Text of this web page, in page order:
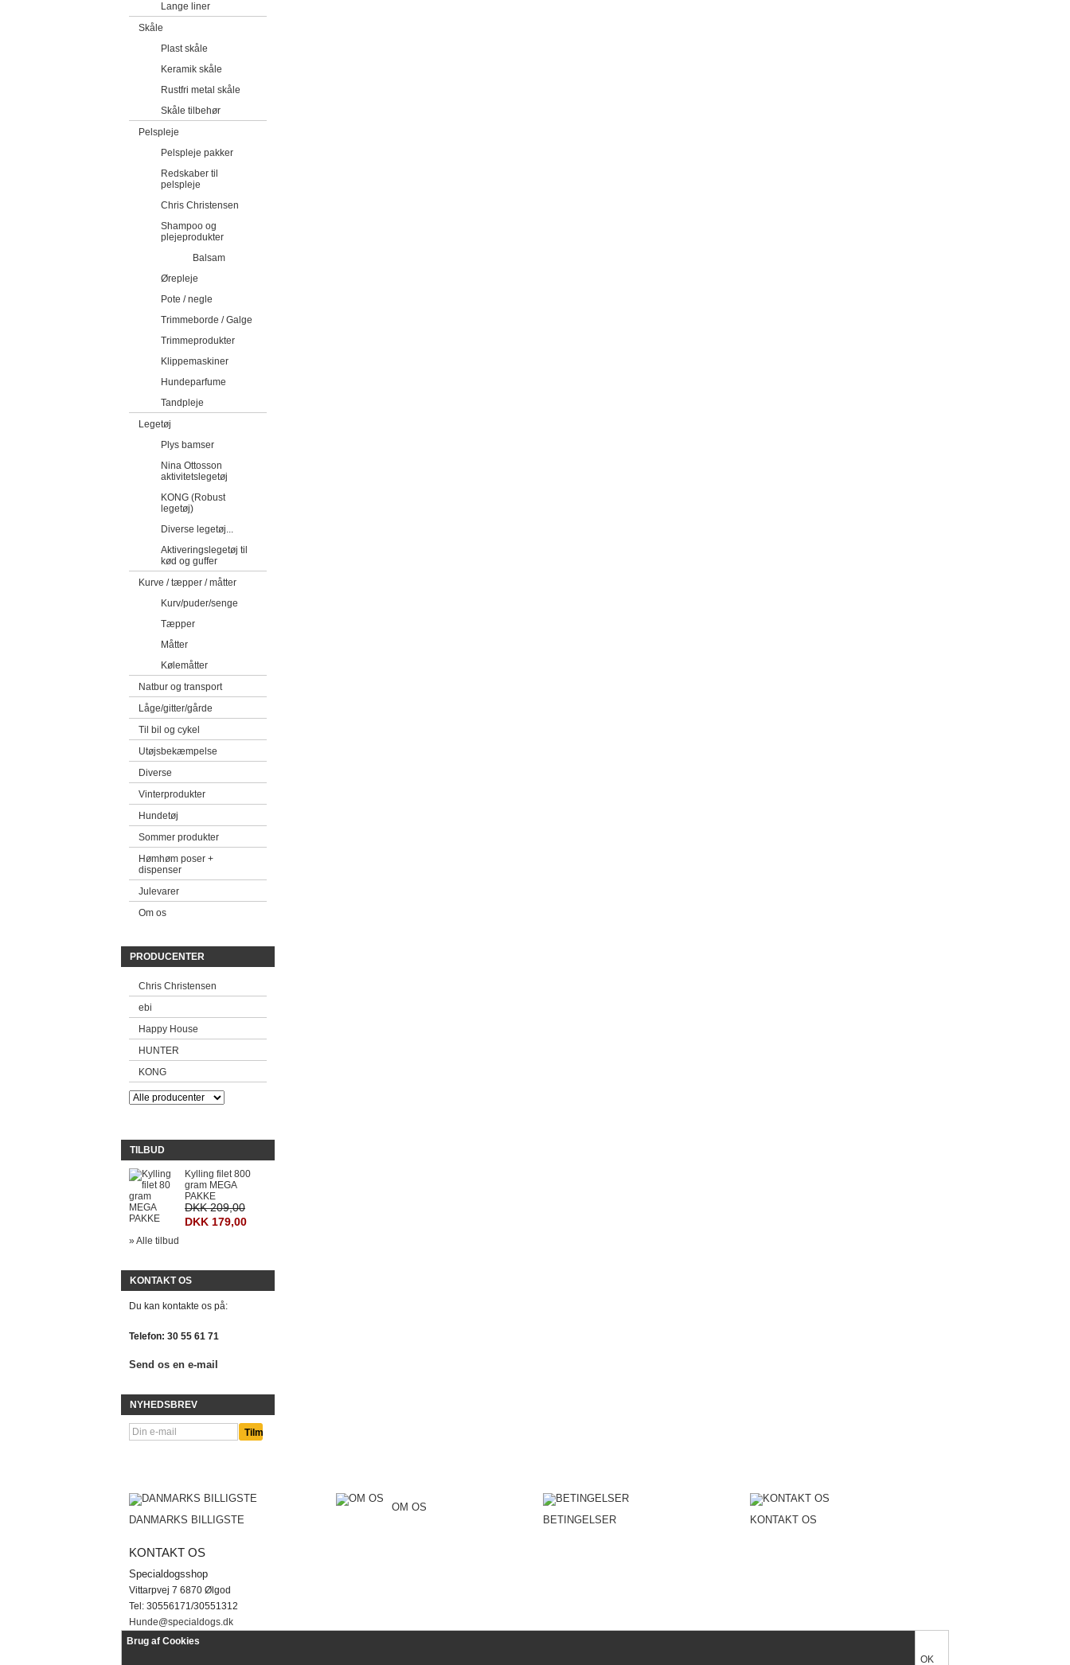
Lange liner
Skåle
Plast skåle
Keramik skåle
Rustfri metal skåle
Skåle tilbehør
Pelspleje
Pelspleje pakker
Redskaber til
pelspleje
Chris Christensen
Shampoo og
plejeprodukter
Balsam
Ørepleje
Pote / negle
Trimmeborde / Galge
Trimmeprodukter
Klippemaskiner
Hundeparfume
Tandpleje
Legetøj
Plys bamser
Nina Ottosson
aktivitetslegetøj
KONG (Robust
legetøj)
Diverse legetøj...
Aktiveringslegetøj til
kød og guffer
Kurve / tæpper / måtter
Kurv/puder/senge
Tæpper
Måtter
Kølemåtter
Natbur og transport
Låge/gitter/gårde
Til bil og cykel
Utøjsbekæmpelse
Diverse
Vinterprodukter
Hundetøj
Sommer produkter
Hømhøm poser +
dispenser
Julevarer
Om os
PRODUCENTER
Chris Christensen
ebi
Happy House
HUNTER
KONG
TILBUD
Kylling filet 800
gram MEGA
PAKKE
DKK 209,00
DKK 179,00
» Alle tilbud
KONTAKT OS
Du kan kontakte os på:
Telefon: 30 55 61 71
Send os en e-mail
NYHEDSBREV
DANMARKS BILLIGSTE
OM OS
BETINGELSER
KONTAKT OS
KONTAKT OS
Specialdogsshop
Vittarpvej 7 6870 Ølgod
Tel: 30556171/30551312
Hunde@specialdogs.dk
Brug af Cookies
OK